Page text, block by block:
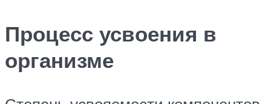
Процесс усвоения в
организме